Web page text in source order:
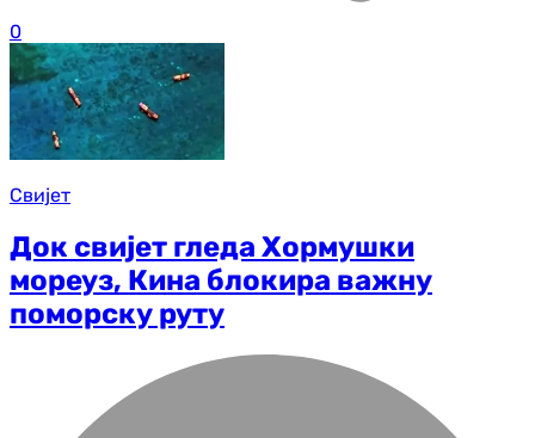
0
Свијет
Док свијет гледа Хормушки
мореуз, Кина блокира важну
поморску руту